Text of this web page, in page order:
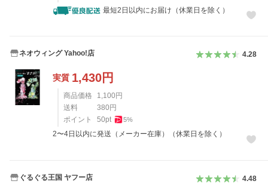
最短2日以内にお届け（休業日を除く）
ネオウィング Yahoo!店 4.28
実質 1,430円
商品価格 1,100 円
送料
380 円
ポイント
50pt 5%
2〜4日以内に発送（メーカー在庫）（休業日を除く）
ぐるぐる王国 ヤフー店 4.48